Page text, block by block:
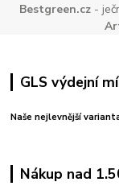
Bestgreen.cz -
GLS výdejní
Naše nejlevnější
Nákup nad